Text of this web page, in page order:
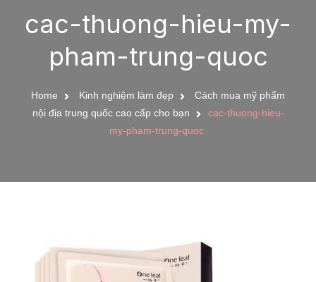
cac-thuong-hieu-my-
pham-trung-quoc
Home Kinh nghiệm làm đẹp
Cách mua mỹ phẩm
nội địa trung quốc cao cấp cho bạn
cac-thuong-hieu-
my-pham-trung-quoc